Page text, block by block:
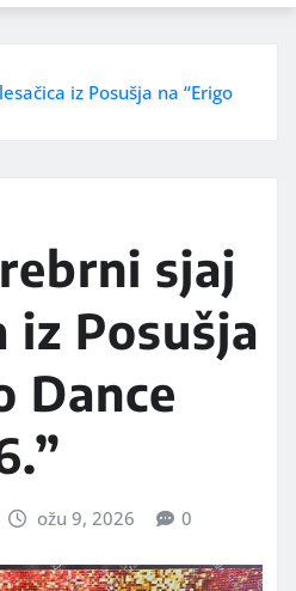
iz Posušja na “Erigo
sjaj
iz Posušja
Dance
ožu 9, 2026 0